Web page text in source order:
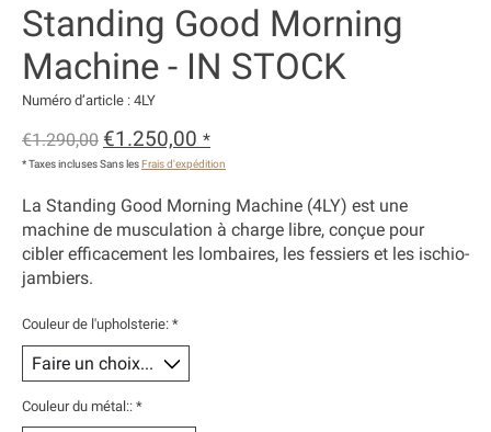
Standing Good Morning
Machine - IN STOCK
Numéro d’article : 4LY
€1.290,00 €1.250,00 *
* Taxes incluses Sans les Frais d'expédition
La Standing Good Morning Machine (4LY) est une
machine de musculation à charge libre, conçue pour
cibler efficacement les lombaires, les fessiers et les ischio-
jambiers.
Couleur de l'upholsterie: *
Couleur du métal:: *